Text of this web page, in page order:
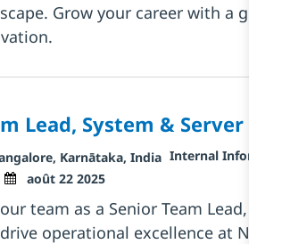
Grow your career with a
Lead, System & Server
Karnātaka, India Catégorie
Internal
Posted Date
août 22 2025
team as a Senior Team Lead, IT
operational excellence at NTT